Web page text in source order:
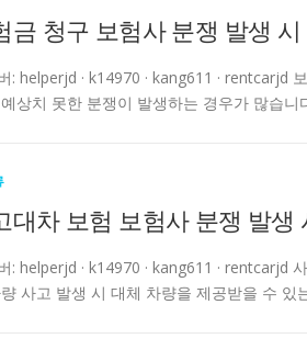
금 청구 보험사 분쟁 발생
: helperjd · k14970 · kang611 · rentcarjd
상치 못한 분쟁이 발생하는 경우가 많습
대차 보험 보험사 분쟁 발
: helperjd · k14970 · kang611 · rentcarjd
사고 발생 시 대체 차량을 제공받을 수 있